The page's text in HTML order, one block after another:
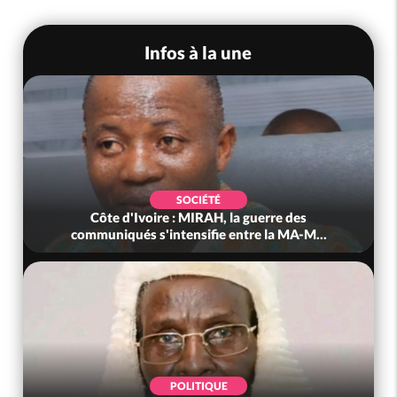
Infos à la une
SOCIÉTÉ
Côte d'Ivoire : MIRAH, la guerre des
communiqués s'intensifie entre la MA-M...
POLITIQUE